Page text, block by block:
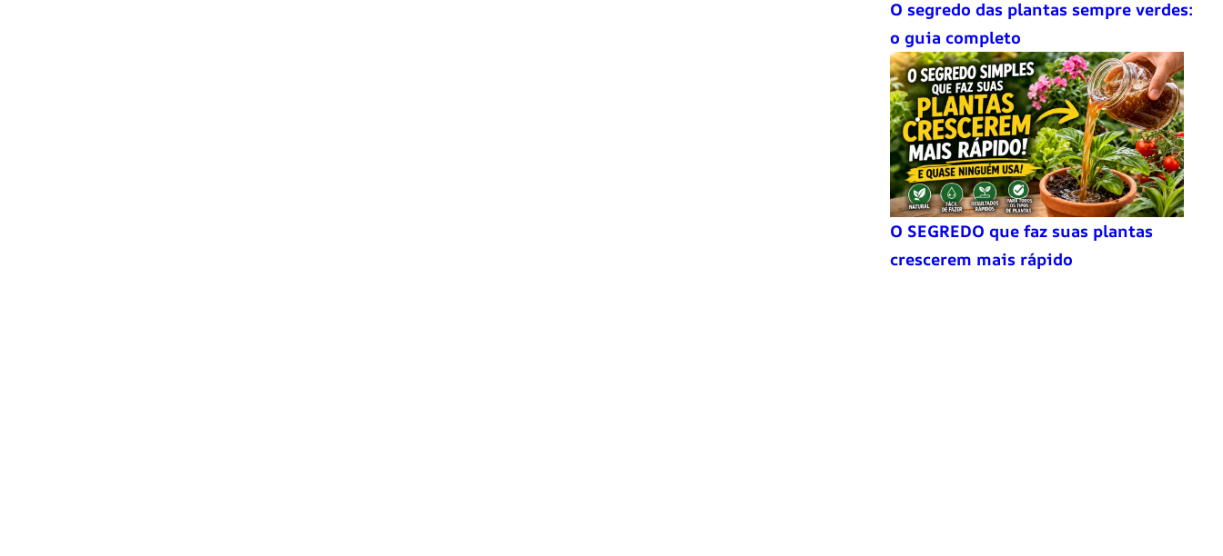
O segredo das plantas sempre verdes:
o guia completo
O SEGREDO que faz suas plantas
crescerem mais rápido